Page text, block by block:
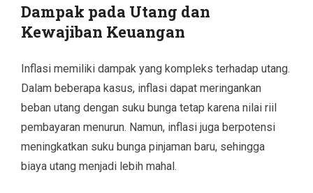
Dampak pada Utang dan
Kewajiban Keuangan
Inflasi memiliki dampak yang kompleks terhadap utang.
Dalam beberapa kasus, inflasi dapat meringankan
beban utang dengan suku bunga tetap karena nilai riil
pembayaran menurun. Namun, inflasi juga berpotensi
meningkatkan suku bunga pinjaman baru, sehingga
biaya utang menjadi lebih mahal.